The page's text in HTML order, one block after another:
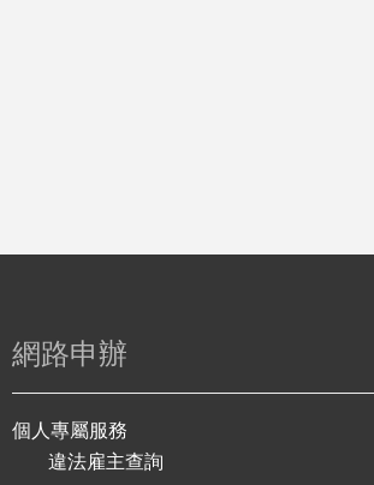
網路申辦
個人專屬服務
違法雇主查詢